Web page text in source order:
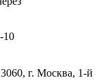
10
г. Москва, 1-й